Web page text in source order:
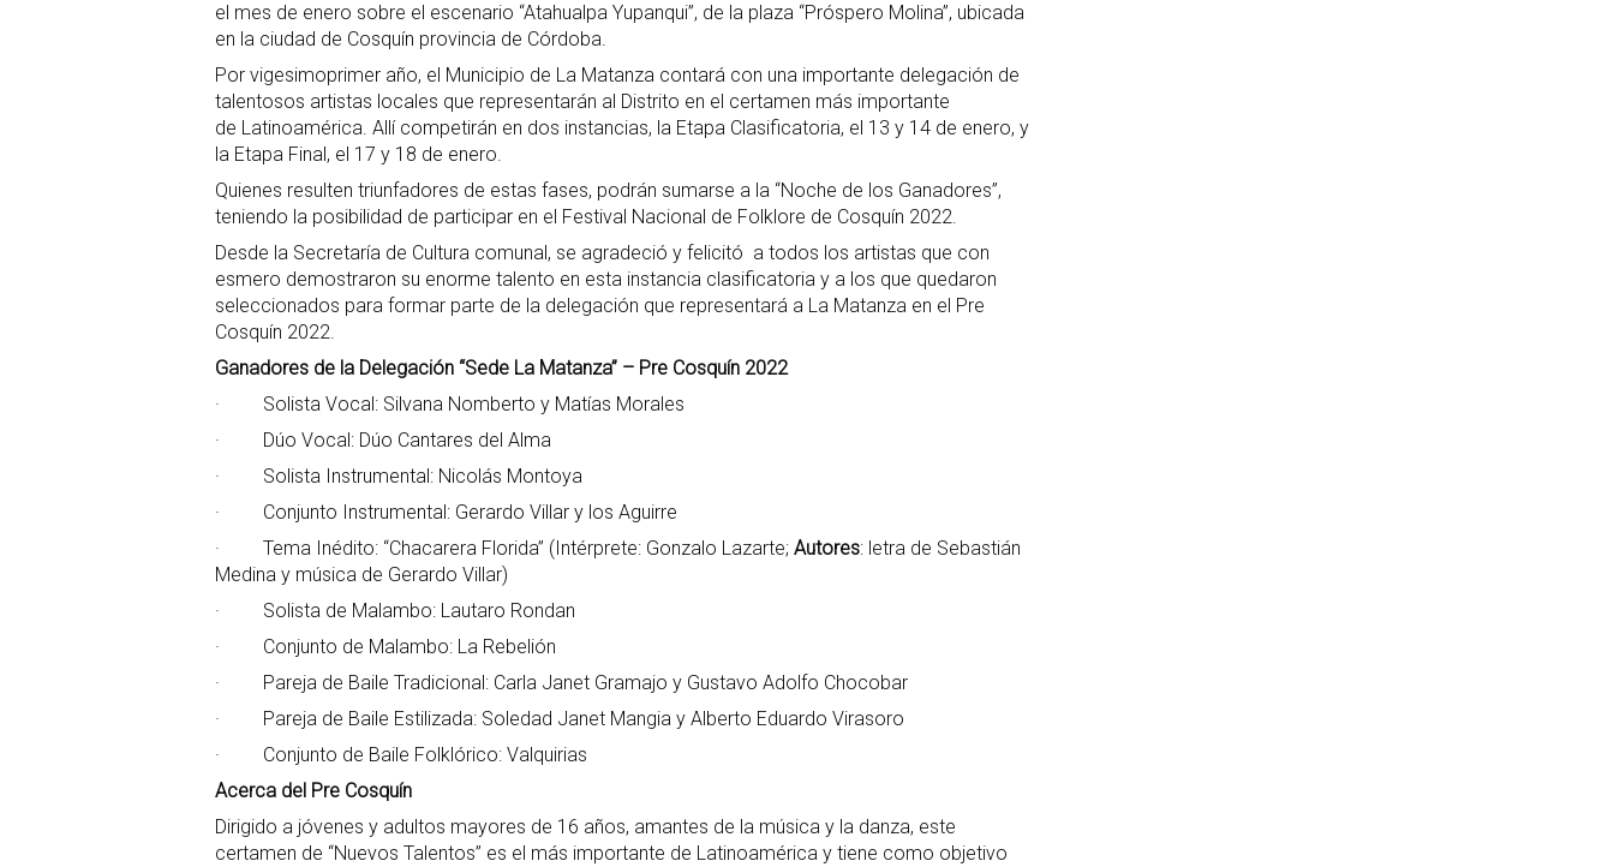
el mes de enero sobre el escenario “Atahualpa Yupanqui”, de la plaza “Próspero Molina”, ubicada
en la ciudad de Cosquín provincia de Córdoba.
Por vigesimoprimer año, el Municipio de La Matanza contará con una importante delegación de
talentosos artistas locales que representarán al Distrito en el certamen más importante
de Latinoamérica. Allí competirán en dos instancias, la Etapa Clasificatoria, el 13 y 14 de enero, y
la Etapa Final, el 17 y 18 de enero.
Quienes resulten triunfadores de estas fases, podrán sumarse a la “Noche de los Ganadores”,
teniendo la posibilidad de participar en el Festival Nacional de Folklore de Cosquín 2022.
Desde la Secretaría de Cultura comunal, se agradeció y felicitó a todos los artistas que con
esmero demostraron su enorme talento en esta instancia clasificatoria y a los que quedaron
seleccionados para formar parte de la delegación que representará a La Matanza en el Pre
Cosquín 2022.
Ganadores de la Delegación “Sede La Matanza” – Pre Cosquín 2022
· Solista Vocal: Silvana Nomberto y Matías Morales
· Dúo Vocal: Dúo Cantares del Alma
· Solista Instrumental: Nicolás Montoya
· Conjunto Instrumental: Gerardo Villar y los Aguirre
· Tema Inédito: “Chacarera Florida” (Intérprete: Gonzalo Lazarte; Autores: letra de Sebastián
Medina y música de Gerardo Villar)
· Solista de Malambo: Lautaro Rondan
· Conjunto de Malambo: La Rebelión
· Pareja de Baile Tradicional: Carla Janet Gramajo y Gustavo Adolfo Chocobar
· Pareja de Baile Estilizada: Soledad Janet Mangia y Alberto Eduardo Virasoro
· Conjunto de Baile Folklórico: Valquirias
Acerca del Pre Cosquín
Dirigido a jóvenes y adultos mayores de 16 años, amantes de la música y la danza, este
certamen de “Nuevos Talentos” es el más importante de Latinoamérica y tiene como objetivo